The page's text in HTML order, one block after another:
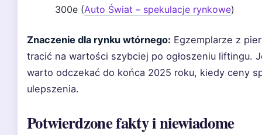
300e (Auto Świat – spekulacje rynkowe)
Znaczenie dla rynku wtórnego: Egzemplarze z
tracić na wartości szybciej po ogłoszeniu liftingu.
warto odczekać do końca 2025 roku, kiedy ceny
ulepszenia.
Potwierdzone fakty i niewiadome